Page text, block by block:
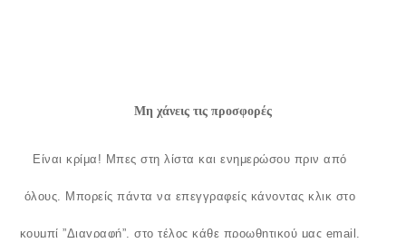
Μη χάνεις τις προσφορές
Είναι κρίμα! Μπες στη λίστα και ενημερώσου πριν από
όλους. Μπορείς πάντα να επεγγραφείς κάνοντας κλικ στο
κουμπί ”Διαγραφή”, στο τέλος κάθε προωθητικού μας email.